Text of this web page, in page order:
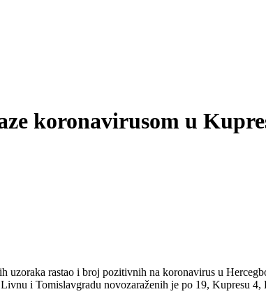
koronavirusom u
uzoraka rastao i broj pozitivnih na koronavirus u
i Tomislavgradu novozaraženih je po 19, Kupresu